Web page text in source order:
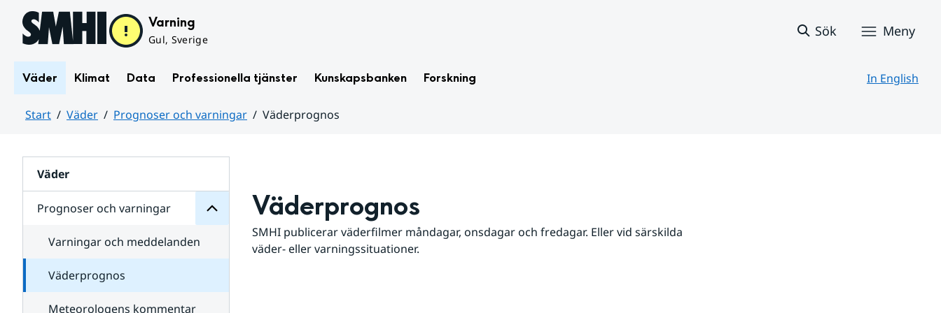
Hoppa till sidans innehåll Varning
Gul, Sverige
Sök Meny
Väder Klimat Data Professionella tjänster Kunskapsbanken Forskning In English
Start Väder Prognoser och varningar
Väderprognos
Väder
Prognoser och varningar
för
varningar
Varningar och meddelanden
Väderprognos
Meteorologens kommentar
Väderprognos
SMHI publicerar väderfilmer måndagar, onsdagar och fredagar. Eller vid särskilda
väder- eller varningssituationer.